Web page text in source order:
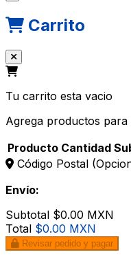
Carrito
Tu carrito esta vacio
Agrega productos
Producto Cantidad
Código Postal
Envío:
Subtotal $0.00 MXN
Total $0.00 MXN
Revisar pedido y pagar